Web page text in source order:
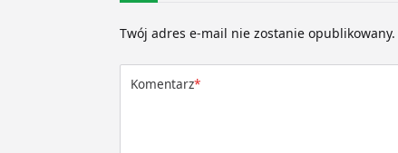
Twój adres e-mail nie zostanie opublikowany.
Komentarz*